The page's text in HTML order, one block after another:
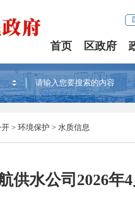
首页 区政府
开 > 环境保护 > 水质信息
供水公司2026年